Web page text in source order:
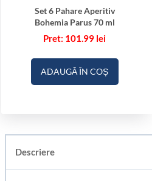
Set 6 Pahare Aperitiv
Bohemia Parus 70 ml
101.99 lei
ADAUGĂ ÎN COȘ
Descriere